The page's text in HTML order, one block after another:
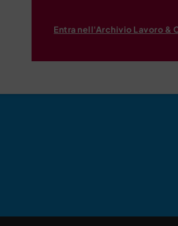
Entra nell'Archivio Lavoro &